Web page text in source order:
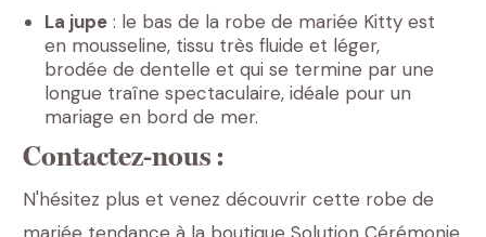
La jupe : le bas de la robe de mariée Kitty est
en mousseline, tissu très fluide et léger,
brodée de dentelle et qui se termine par une
longue traîne spectaculaire, idéale pour un
mariage en bord de mer.
Contactez-nous :
N'hésitez plus et venez découvrir cette robe de